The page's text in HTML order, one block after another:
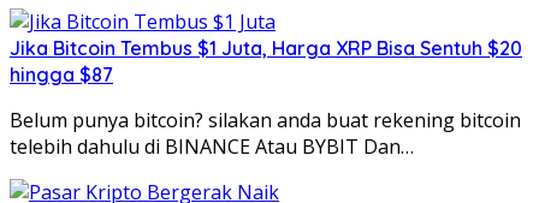
Jika Bitcoin Tembus $1 Juta, Harga XRP Bisa Sentuh $20
hingga $87
Belum punya bitcoin? silakan anda buat rekening bitcoin
telebih dahulu di BINANCE Atau BYBIT Dan…